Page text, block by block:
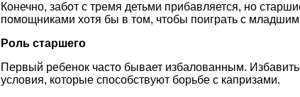
Конечно, забот с тремя детьми прибавляется, но
помощниками хотя бы в том, чтобы поиграть с
Роль старшего
Первый ребенок часто бывает избалованным.
условия, которые способствуют борьбе с капризами.